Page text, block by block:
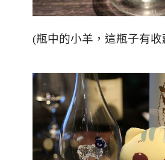
(瓶中的小羊，這瓶子有收